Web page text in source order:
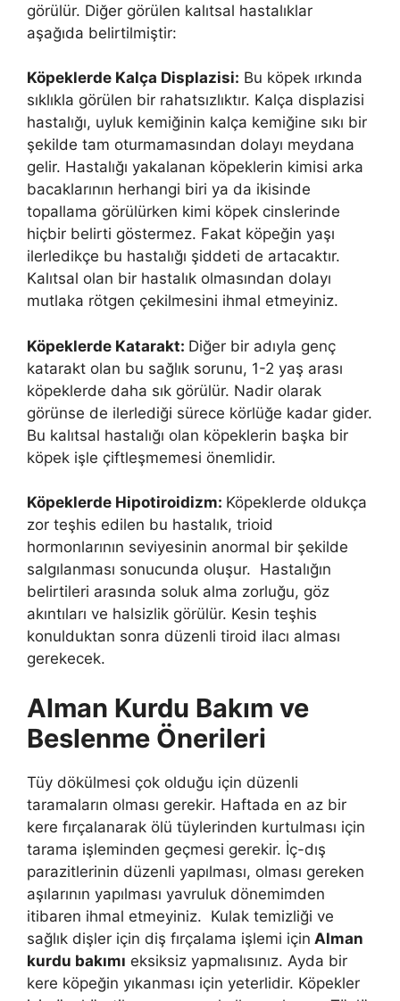
görülür. Diğer görülen kalıtsal hastalıklar
aşağıda belirtilmiştir:
Köpeklerde Kalça Displazisi: Bu köpek ırkında
sıklıkla görülen bir rahatsızlıktır. Kalça displazisi
hastalığı, uyluk kemiğinin kalça kemiğine sıkı bir
şekilde tam oturmamasından dolayı meydana
gelir. Hastalığı yakalanan köpeklerin kimisi arka
bacaklarının herhangi biri ya da ikisinde
topallama görülürken kimi köpek cinslerinde
hiçbir belirti göstermez. Fakat köpeğin yaşı
ilerledikçe bu hastalığı şiddeti de artacaktır.
Kalıtsal olan bir hastalık olmasından dolayı
mutlaka rötgen çekilmesini ihmal etmeyiniz.
Köpeklerde Katarakt: Diğer bir adıyla genç
katarakt olan bu sağlık sorunu, 1-2 yaş arası
köpeklerde daha sık görülür. Nadir olarak
görünse de ilerlediği sürece körlüğe kadar gider.
Bu kalıtsal hastalığı olan köpeklerin başka bir
köpek işle çiftleşmemesi önemlidir.
Köpeklerde Hipotiroidizm: Köpeklerde oldukça
zor teşhis edilen bu hastalık, trioid
hormonlarının seviyesinin anormal bir şekilde
salgılanması sonucunda oluşur. Hastalığın
belirtileri arasında soluk alma zorluğu, göz
akıntıları ve halsizlik görülür. Kesin teşhis
konulduktan sonra düzenli tiroid ilacı alması
gerekecek.
Alman Kurdu Bakım ve
Beslenme Önerileri
Tüy dökülmesi çok olduğu için düzenli
taramaların olması gerekir. Haftada en az bir
kere fırçalanarak ölü tüylerinden kurtulması için
tarama işleminden geçmesi gerekir. İç-dış
parazitlerinin düzenli yapılması, olması gereken
aşılarının yapılması yavruluk dönemimden
itibaren ihmal etmeyiniz. Kulak temizliği ve
sağlık dişler için diş fırçalama işlemi için Alman
kurdu bakımı eksiksiz yapmalısınız. Ayda bir
kere köpeğin yıkanması için yeterlidir. Köpekler